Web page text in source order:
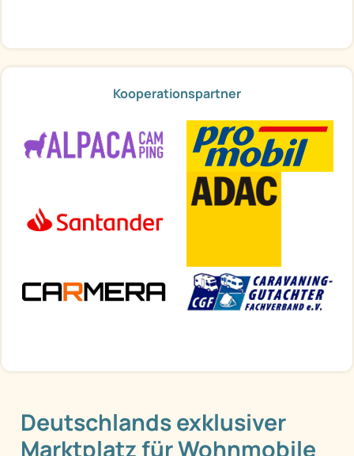
Kooperationspartner
Deutschlands exklusiver
Marktplatz für Wohnmobile